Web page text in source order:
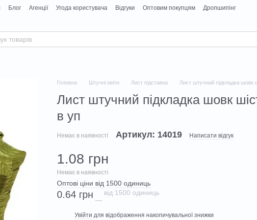
Блог Агенції Угода користувача Відгуки Оптовим покупцям
Дропшипінг
Головна Штучні квіти Лист підставка Лист штучний підкладка шовк
Лист штучний підкладка шовк
в уп
Немає в наявності Артикул: 14019 Написати відгук
1.08 грн
Немає в наявності
Оптові ціни від 1500 одиниць
0.64 грн від 1500 одиниць
Увійти для відображення накопичувальної знижки